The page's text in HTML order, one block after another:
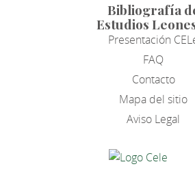
Bibliografía
Estudios
Presentación
FAQ
Contacto
Mapa del sitio
Aviso Legal